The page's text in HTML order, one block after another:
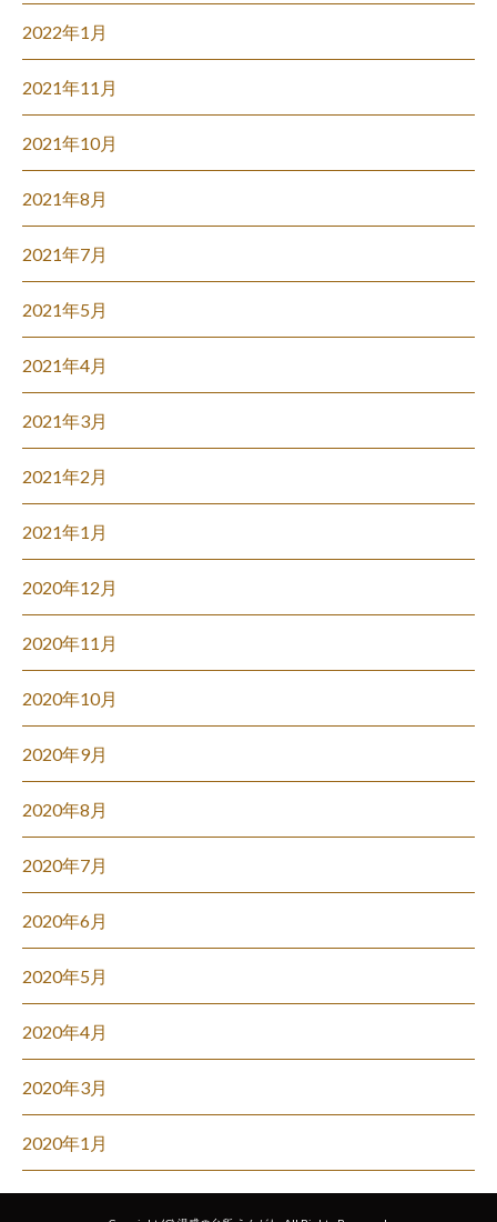
2022年1月
2021年11月
2021年10月
2021年8月
2021年7月
2021年5月
2021年4月
2021年3月
2021年2月
2021年1月
2020年12月
2020年11月
2020年10月
2020年9月
2020年8月
2020年7月
2020年6月
2020年5月
2020年4月
2020年3月
2020年1月